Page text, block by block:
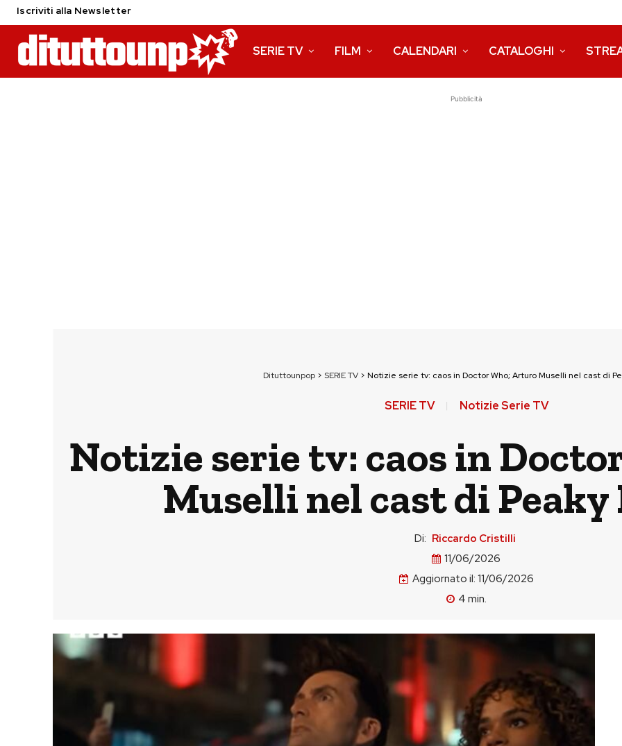
Iscriviti alla Newsletter
SERIE TV FILM CALENDARI CATALOGHI
Pubblicità
Dituttounpop > SERIE TV > Notizie serie tv: caos in Doctor Who; Arturo Muselli nel cast di
SERIE TV Notizie Serie TV
Notizie serie tv: caos in
Muselli nel cast di
Di: Riccardo Cristilli
11/06/2026
Aggiornato il: 11/06/2026
4 min.